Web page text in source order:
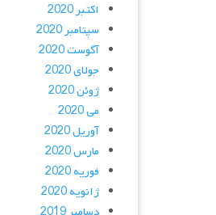
اکتبر 2020
سپتامبر 2020
آگوست 2020
جولای 2020
ژوئن 2020
می 2020
آوریل 2020
مارس 2020
فوریه 2020
ژانویه 2020